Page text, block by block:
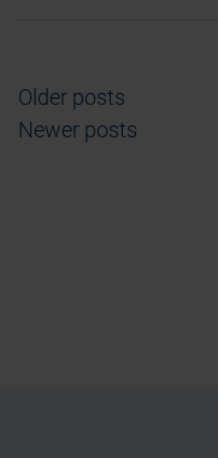
Posts navigation
Older posts
Newer posts